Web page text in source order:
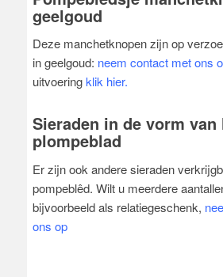
geelgoud
Deze manchetknopen zijn op
in geelgoud: neem contact met ons
uitvoeringklik hier.
Sieraden in de vorm van
plompeblad
Er zijn ook andere sieraden
pompeblêd. Wilt u meerdere
bijvoorbeeld als relatiegeschenk,
ons op